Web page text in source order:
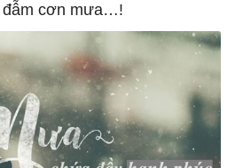
cơn mưa…!